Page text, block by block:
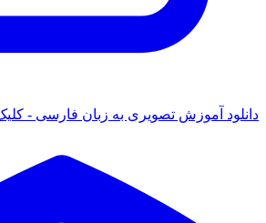
آموزش تصویری به زبان فارسی - کلیک کنید